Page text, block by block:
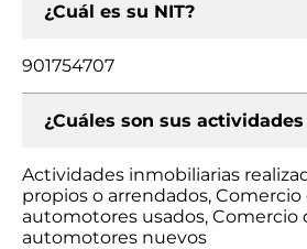
¿Cuál es su NIT?
901754707
¿Cuáles son sus
Actividades inmobiliarias
propios o arrendados,
automotores usados, Comercio
automotores nuevos